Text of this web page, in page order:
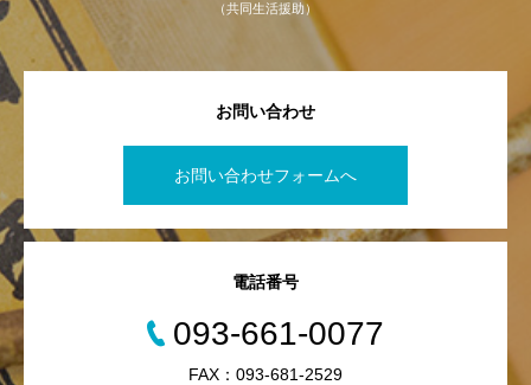
（共同生活援助）
お問い合わせ
お問い合わせフォームへ
電話番号
093-661-0077
FAX：093-681-2529